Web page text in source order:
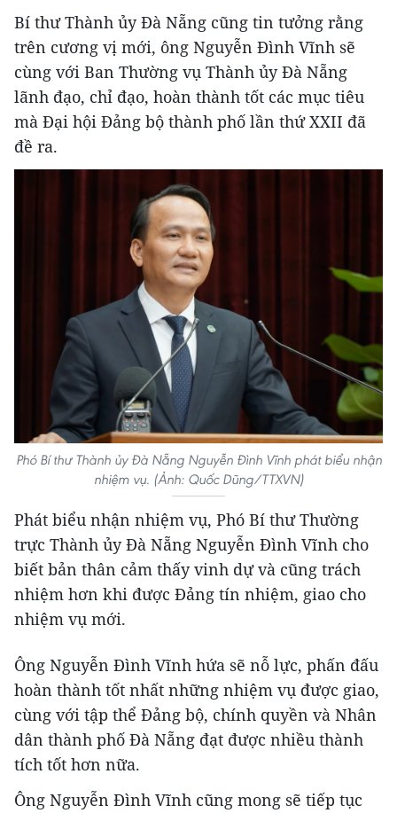
Bí thư Thành ủy Đà Nẵng cũng tin tưởng rằng
trên cương vị mới, ông Nguyễn Đình Vĩnh sẽ
cùng với Ban Thường vụ Thành ủy Đà Nẵng
lãnh đạo, chỉ đạo, hoàn thành tốt các mục tiêu
mà Đại hội Đảng bộ thành phố lần thứ XXII đã
đề ra.
Phó Bí thư Thành ủy Đà Nẵng Nguyễn Đình Vĩnh phát biểu nhận
nhiệm vụ. (Ảnh: Quốc Dũng/TTXVN)
Phát biểu nhận nhiệm vụ, Phó Bí thư Thường
trực Thành ủy Đà Nẵng Nguyễn Đình Vĩnh cho
biết bản thân cảm thấy vinh dự và cũng trách
nhiệm hơn khi được Đảng tín nhiệm, giao cho
nhiệm vụ mới.
Ông Nguyễn Đình Vĩnh hứa sẽ nỗ lực, phấn đấu
hoàn thành tốt nhất những nhiệm vụ được giao,
cùng với tập thể Đảng bộ, chính quyền và Nhân
dân thành phố Đà Nẵng đạt được nhiều thành
tích tốt hơn nữa.
Ông Nguyễn Đình Vĩnh cũng mong sẽ tiếp tục